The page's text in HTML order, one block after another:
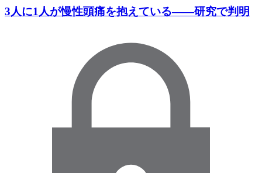
3人に1人が慢性頭痛を抱えている——研究で判明